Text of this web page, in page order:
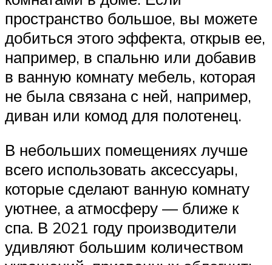
пространство большое, вы можете
добиться этого эффекта, открыв ее,
например, в спальню или добавив
в ванную комнату мебель, которая
не была связана с ней, например,
диван или комод для полотенец.
В небольших помещениях лучше
всего использовать аксессуары,
которые сделают ванную комнату
уютнее, а атмосферу — ближе к
спа. В 2021 году производители
удивляют большим количеством